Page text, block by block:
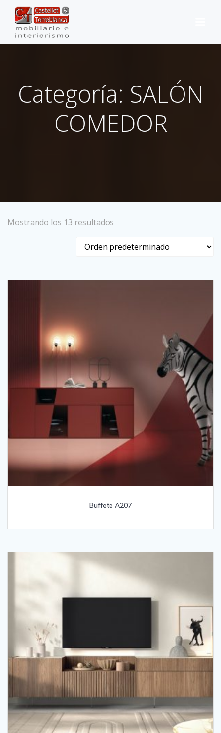
Categoría: SALÓN
COMEDOR
Mostrando los 13 resultados
Buffete A207